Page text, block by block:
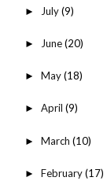
► July(9)
► June(20)
► May(18)
► April (9)
► March (10)
► February(17)